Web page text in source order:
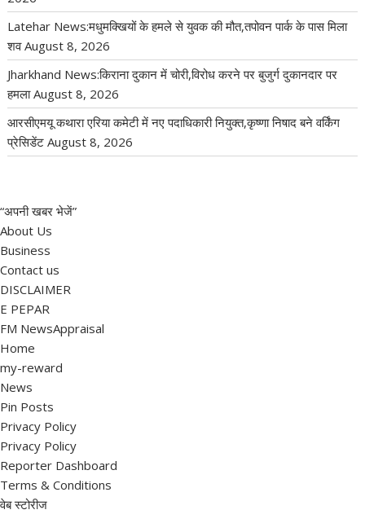
Latehar News:मधुमक्खियों के हमले से युवक की मौत,तपोवन पार्क के पास मिला
शव August 8, 2026
Jharkhand News:किराना दुकान में चोरी,विरोध करने पर बुजुर्ग दुकानदार पर
हमला August 8, 2026
आरसीएमयू कथारा एरिया कमेटी में नए पदाधिकारी नियुक्त,कृष्णा निषाद बने वर्किंग
प्रेसिडेंट August 8, 2026
“अपनी खबर भेजें”
About Us
Business
Contact us
DISCLAIMER
E PEPAR
FM NewsAppraisal
Home
my-reward
News
Pin Posts
Privacy Policy
Privacy Policy
Reporter Dashboard
Terms & Conditions
वेब स्टोरीज